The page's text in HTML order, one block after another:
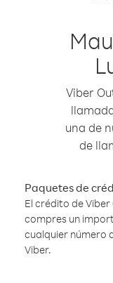
Viber
una de
de
Paquetes de
El crédito de
compres un
cualquier número
Viber.